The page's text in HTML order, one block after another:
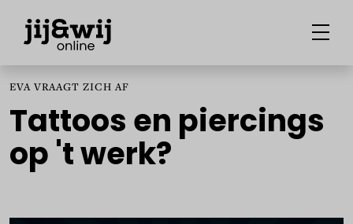
EVA VRAAGT ZICH AF
Tattoos en piercings
op 't werk?